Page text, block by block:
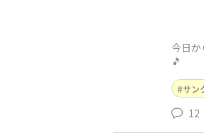
今日
🎵
サン
12